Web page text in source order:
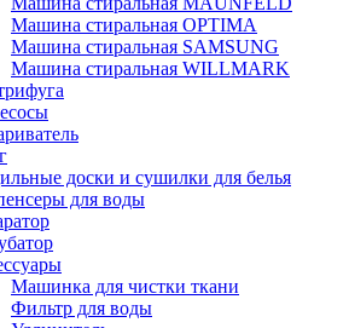
Машина стиральная OPTIMA
Машина стиральная SAMSUNG
Машина стиральная WILLMARK
доски и сушилки для белья
для воды
Машинка для чистки ткани
Фильтр для воды